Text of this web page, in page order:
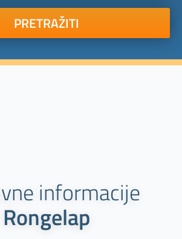
PRETRAŽITI
informacije
Rongelap